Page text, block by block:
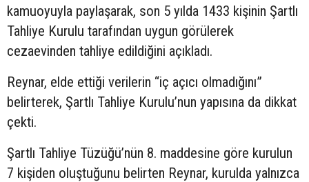
kamuoyuyla paylaşarak, son 5 yılda 1433 kişinin Şartlı
Tahliye Kurulu tarafından uygun görülerek
cezaevinden tahliye edildiğini açıkladı.
Reynar, elde ettiği verilerin “iç açıcı olmadığını”
belirterek, Şartlı Tahliye Kurulu’nun yapısına da dikkat
çekti.
Şartlı Tahliye Tüzüğü’nün 8. maddesine göre kurulun
7 kişiden oluştuğunu belirten Reynar, kurulda yalnızca